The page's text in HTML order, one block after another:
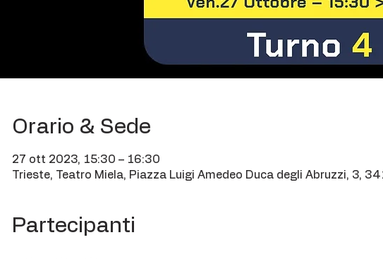
Orario & Sede
27 ott 2023, 15:30 – 16:30
Trieste, Teatro Miela, Piazza Luigi Amedeo Duca degli Abruzzi, 3,
Partecipanti